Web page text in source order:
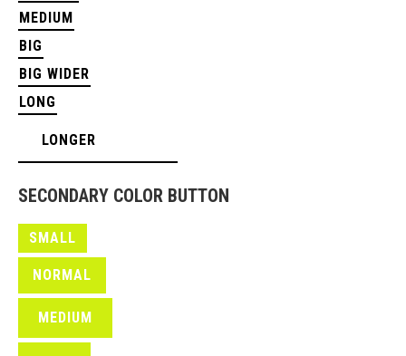
MEDIUM
BIG
BIG WIDER
LONG
LONGER
SECONDARY COLOR BUTTON
SMALL
NORMAL
MEDIUM